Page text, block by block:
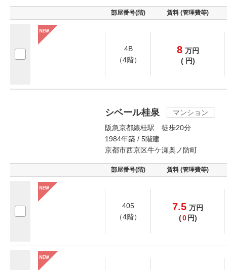
部屋番号(階) 賃料 (管理費等)
4B
（4階）
8 万円
( 円)
シベール桂泉
マンション
阪急京都線桂駅 徒歩20分
1984年築 / 5階建
京都市西京区牛ケ瀬奥ノ防町
部屋番号(階) 賃料 (管理費等)
405
（4階）
7.5 万円
(0 円)